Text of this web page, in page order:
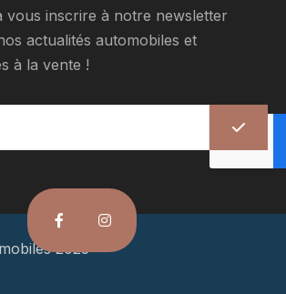
vous inscrire à notre newsletter
actualités automobiles et
à la vente !
2023